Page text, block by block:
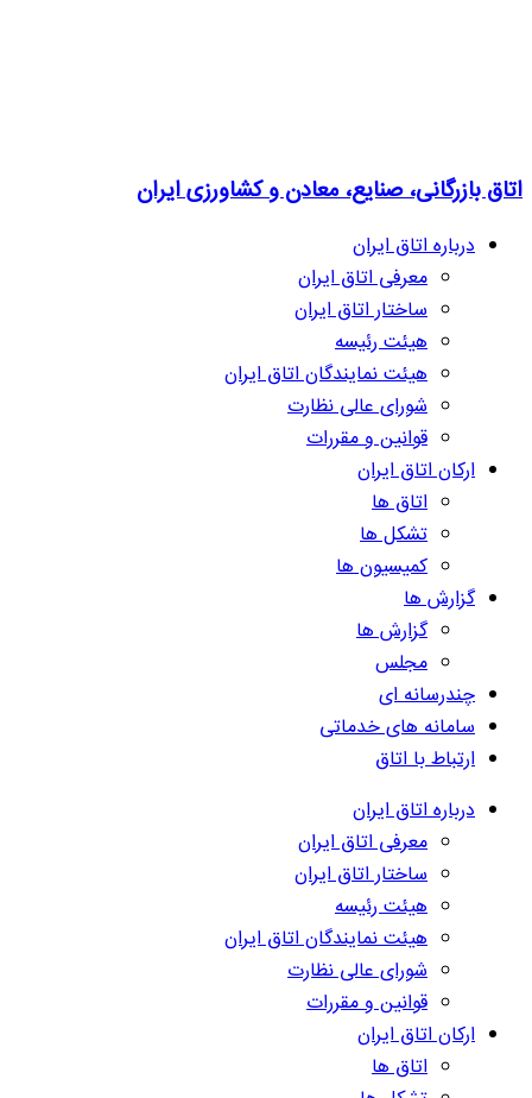
اتاق بازرگانی، صنایع، معادن و کشاورزی ایران
درباره اتاق ایران
معرفی اتاق ایران
ساختار اتاق ایران
هیئت رئیسه
هیئت نمایندگان اتاق ایران
شورای عالی نظارت
قوانین و مقررات
ارکان اتاق ایران
اتاق ها
تشکل ها
کمیسیون ها
گزارش ها
گزارش ها
مجلس
چندرسانه ای
سامانه های خدماتی
ارتباط با اتاق
درباره اتاق ایران
معرفی اتاق ایران
ساختار اتاق ایران
هیئت رئیسه
هیئت نمایندگان اتاق ایران
شورای عالی نظارت
قوانین و مقررات
ارکان اتاق ایران
اتاق ها